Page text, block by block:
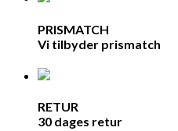
PRISMATCH
Vi tilbyder prismatch
RETUR
30 dages retur